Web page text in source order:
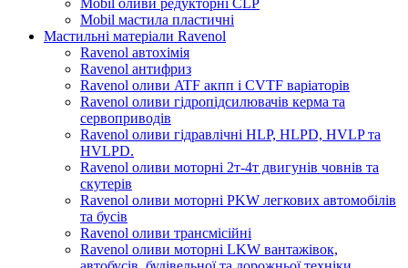
Mobil оливи редукторні CLP
Mobil мастила пластичні
Мастильні матеріали Ravenol
Ravenol автохімія
Ravenol антифриз
Ravenol оливи ATF акпп і CVTF варіаторів
Ravenol оливи гідропідсилювачів керма та
сервоприводів
Ravenol оливи гідравлічні HLP, HLPD, HVLP та
HVLPD.
Ravenol оливи моторні 2т-4т двигунів човнів та
скутерів
Ravenol оливи моторні PKW легкових автомобілів
та бусів
Ravenol оливи трансмісійні
Ravenol оливи моторні LKW вантажівок,